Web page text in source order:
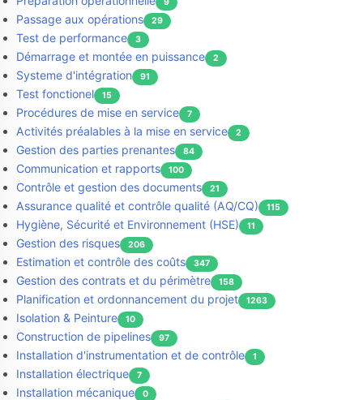
Passage aux opérations 29
Test de performance 3
Démarrage et montée en puissance 2
Systeme d'intégration 91
Test fonctionel 15
Procédures de mise en service 7
Activités préalables à la mise en service 2
Gestion des parties prenantes 84
Communication et rapports 100
Contrôle et gestion des documents 21
Assurance qualité et contrôle qualité (AQ/CQ) 115
Hygiène, Sécurité et Environnement (HSE) 11
Gestion des risques 206
Estimation et contrôle des coûts 347
Gestion des contrats et du périmètre 158
Planification et ordonnancement du projet 1263
Isolation & Peinture 10
Construction de pipelines 97
Installation d'instrumentation et de contrôle 1
Installation électrique 7
Installation mécanique 0